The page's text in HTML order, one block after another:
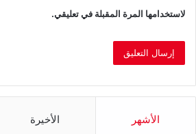
لاستخدامها المرة المقبلة في تعليقي.
الأشهر الأخيرة